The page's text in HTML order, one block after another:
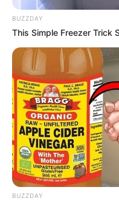
BUZZDAY
This Simple Freezer Trick
BUZZDAY